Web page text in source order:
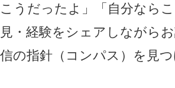
こうだったよ」「自分なら
見・経験をシェアしながら
信の指針（コンパス）を見